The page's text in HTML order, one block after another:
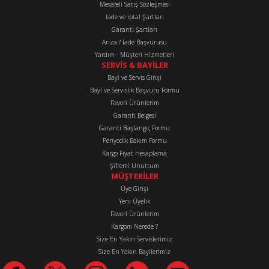
Ürün fiyatı diğer sitelerden daha pahalı.
Bu ürüne benzer farklı alternatifler olmalı.
Gönder
Mesafeli Satış Sözleşmesi
İade ve iptal Şartları
Garanti Şartları
Arıza / İade Başvurusu
Yardım - Müşteri Hizmetleri
SERVİS & BAYİLER
Bayi ve Servis Girişi
Bayi ve Servislik Başvuru Formu
Favori Ürünlerim
Garanti Belgesi
Garanti Başlangıç Formu
Periyodik Bakım Formu
Kargo Fiyat Hesaplama
Şifremi Unuttum
MÜŞTERİLER
Üye Girişi
Yeni Üyelik
Favori Ürünlerim
Kargom Nerede ?
Size En Yakın Servislerimiz
Size En Yakın Bayilerimiz